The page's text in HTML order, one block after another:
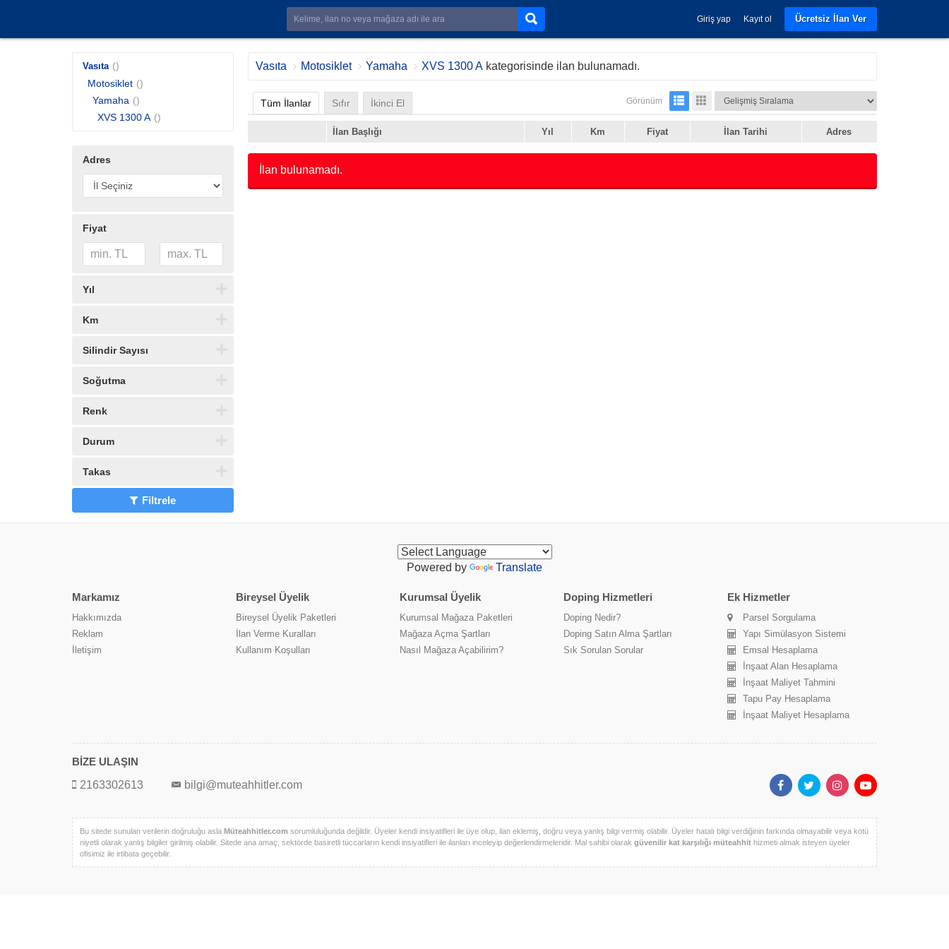
Giriş yap Kayıt ol Ücretsiz İlan Ver
Vasıta ()
Motosiklet ()
Yamaha ()
XVS 1300 A ()
Adres
Fiyat
Yıl
Km
Silindir Sayısı
Soğutma
Renk
Durum
Takas
Filtrele
Vasıta Motosiklet Yamaha XVS 1300 A kategorisinde ilan bulunamadı.
Tüm İlanlar Sıfır İkinci El Görünüm
İlan Başlığı Yıl Km Fiyat İlan Tarihi Adres
İlan bulunamadı.
Powered by Translate
Markamız
Hakkımızda
Reklam
İletişim
Bireysel Üyelik
Bireysel Üyelik Paketleri
İlan Verme Kuralları
Kullanım Koşulları
Kurumsal Üyelik
Kurumsal Mağaza Paketleri
Mağaza Açma Şartları
Nasıl Mağaza Açabilirim?
Doping Hizmetleri
Doping Nedir?
Doping Satın Alma Şartları
Sık Sorulan Sorular
Ek Hizmetler
Parsel Sorgulama
Yapı Simülasyon Sistemi
Emsal Hesaplama
İnşaat Alan Hesaplama
İnşaat Maliyet Tahmini
Tapu Pay Hesaplama
İnşaat Maliyet Hesaplama
BİZE ULAŞIN
2163302613
bilgi@muteahhitler.com
Bu sitede sunulan verilerin doğruluğu asla Müteahhitler.com sorumluluğunda değildir. Üyeler kendi insiyatifleri ile üye olup, ilan eklemiş, doğru veya yanlış bilgi vermiş olabilir. Üyeler hatalı bilgi verdiğinin farkında olmayabilir veya kötü
niyetli olarak yanlış bilgiler girilmiş olabilir. Sitede ana amaç, sektörde basiretli tüccarların kendi insiyatifleri ile ilanları inceleyip değerlendirmeleridir. Mal sahibi olarak güvenilir kat karşılığı müteahhit hizmeti almak isteyen üyeler
ofisimiz ile irtibata geçebilir.